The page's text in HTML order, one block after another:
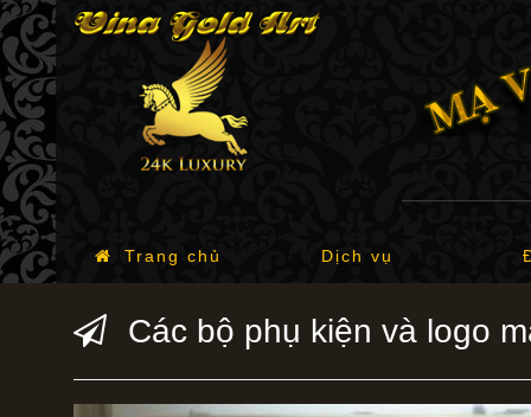
Trang chủ Dịch vụ
Các bộ phụ kiện và logo